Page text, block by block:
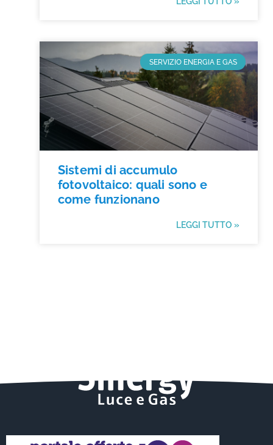
SERVIZIO ENERGIA E GAS
Sistemi di accumulo
fotovoltaico: quali sono e
come funzionano
LEGGI TUTTO »